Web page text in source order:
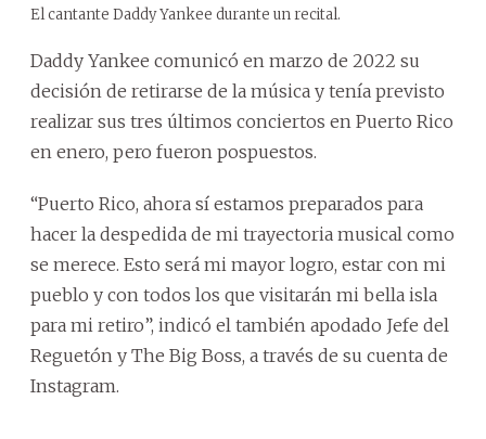
El cantante Daddy Yankee durante un recital.
Daddy Yankee comunicó en marzo de 2022 su
decisión de retirarse de la música y tenía previsto
realizar sus tres últimos conciertos en Puerto Rico
en enero, pero fueron pospuestos.
“Puerto Rico, ahora sí estamos preparados para
hacer la despedida de mi trayectoria musical como
se merece. Esto será mi mayor logro, estar con mi
pueblo y con todos los que visitarán mi bella isla
para mi retiro”, indicó el también apodado Jefe del
Reguetón y The Big Boss, a través de su cuenta de
Instagram.